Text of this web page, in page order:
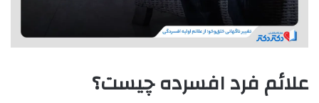
علائم فرد افسرده چیست؟